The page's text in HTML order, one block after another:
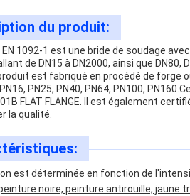
du produit:
EN 1092-1 est une bride de soudage
de DN15 à DN2000, ainsi que DN80,
est fabriqué en procédé de forge
PN16, PN25, PN40, PN64, PN100,
FLAT FLANGE. Il est également
la qualité.
est déterminée en fonction de
noire, peinture antirouille, jaune